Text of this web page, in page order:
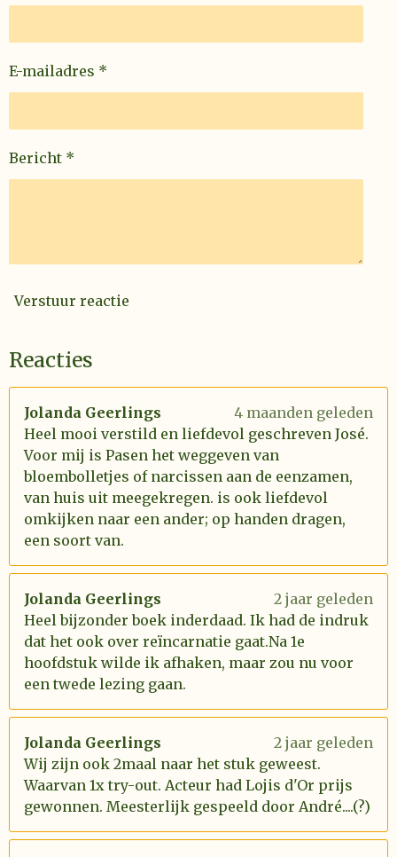
E-mailadres *
Bericht *
Verstuur reactie
Reacties
Jolanda Geerlings
4 maanden geleden
Heel mooi verstild en liefdevol geschreven José.
Voor mij is Pasen het weggeven van
bloembolletjes of narcissen aan de eenzamen,
van huis uit meegekregen. is ook liefdevol
omkijken naar een ander; op handen dragen,
een soort van.
Jolanda Geerlings
2 jaar geleden
Heel bijzonder boek inderdaad. Ik had de indruk
dat het ook over reïncarnatie gaat.Na 1e
hoofdstuk wilde ik afhaken, maar zou nu voor
een twede lezing gaan.
Jolanda Geerlings
2 jaar geleden
Wij zijn ook 2maal naar het stuk geweest.
Waarvan 1x try-out. Acteur had Lojis d'Or prijs
gewonnen. Meesterlijk gespeeld door André....(?)